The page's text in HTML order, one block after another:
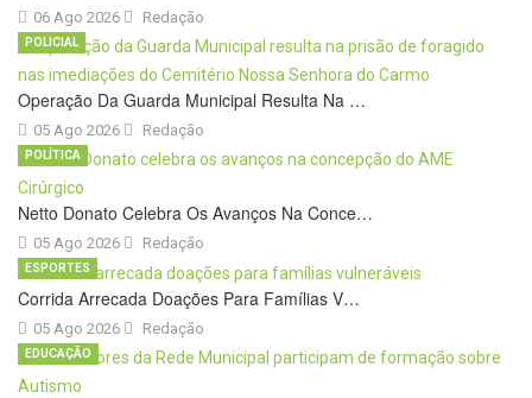
06 Ago 2026 Redação
Operação Da Guarda Municipal Resulta Na …
05 Ago 2026
POLICIAL
Redação
Netto Donato Celebra Os Avanços Na Conce…
05 Ago 2026
POLÍTICA
Redação
Corrida Arrecada Doações Para Famílias V…
05 Ago 2026
ESPORTES
Redação
EDUCAÇÃO